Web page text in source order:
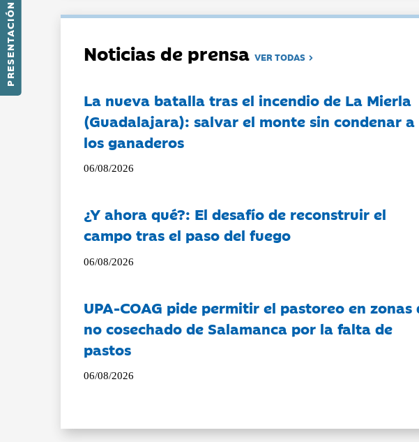
PRESENTACIÓN Noticias de prensaVER TODAS
La nueva batalla tras el incendio de La Mierla
(Guadalajara): salvar el monte sin condenar a
los ganaderos
06/08/2026
¿Y ahora qué?: El desafío de reconstruir el
campo tras el paso del fuego
06/08/2026
UPA-COAG pide permitir el pastoreo en zonas
no cosechado de Salamanca por la falta de
pastos
06/08/2026